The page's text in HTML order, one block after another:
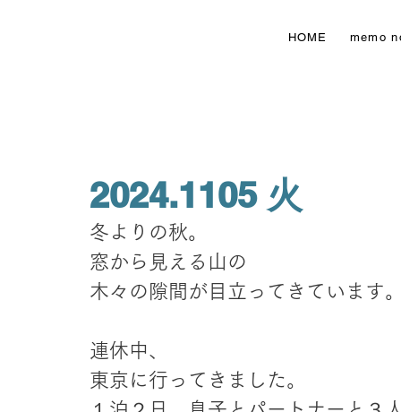
HOME memo
2024.1105 火
冬よりの秋。
窓から見える山の
木々の隙間が目立ってきています。
連休中、
東京に行ってきました。